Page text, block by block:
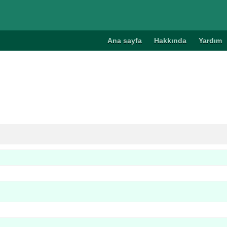
Ana sayfa Hakkında Yardım